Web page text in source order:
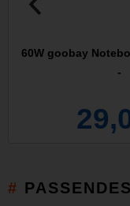
60W goobay
-